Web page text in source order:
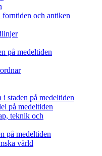
forntiden och antiken
på medeltiden
staden på medeltiden
på medeltiden
teknik och
på medeltiden
värld